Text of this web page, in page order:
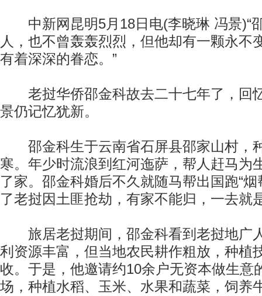
中新网昆明5月18日电(李晓琳 冯景)“
人，也不曾轰轰烈烈，但他却有一颗永不
有着深深的眷恋。”
老挝华侨邵金科故去二十七年了，回
景仍记忆犹新。
邵金科生于云南省石屏县邵家山村，
寒。年少时流浪到红河迤萨，帮人赶马为
了家。邵金科婚后不久就随马帮出国跑“烟
了老挝因土匪抢劫，有家不能归，一去就
旅居老挝期间，邵金科看到老挝地广
利资源丰富，但当地农民耕作粗放，种植
收。于是，他邀请约10余户无资本做生意
场，种植水稻、玉米、水果和蔬菜，饲养